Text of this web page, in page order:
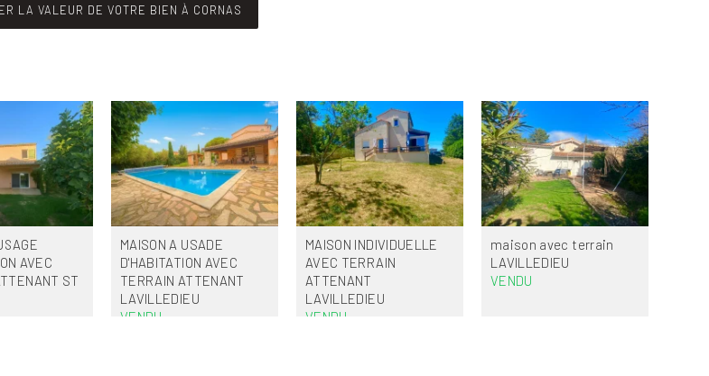
LA VALEUR DE VOTRE BIEN À CORNAS
AVEC
ST
MAISON A USADE
D'HABITATION AVEC
TERRAIN ATTENANT
LAVILLEDIEU
VENDU
MAISON INDIVIDUELLE
AVEC TERRAIN
ATTENANT
LAVILLEDIEU
VENDU
maison avec terrain
LAVILLEDIEU
VENDU